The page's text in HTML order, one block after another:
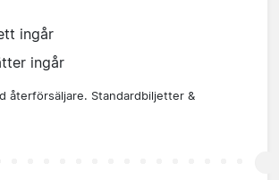
ingår
ingår
återförsäljare. Standardbiljetter &